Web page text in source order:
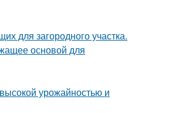
для загородного участка.
основой для
урожайностью и